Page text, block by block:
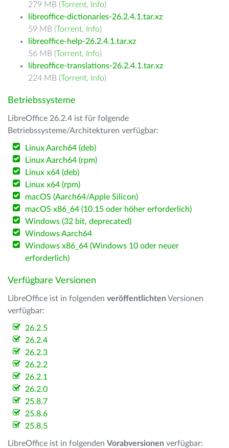
279 MB (Torrent, Info)
libreoffice-dictionaries-26.2.4.1.tar.xz
59 MB (Torrent, Info)
libreoffice-help-26.2.4.1.tar.xz
56 MB (Torrent, Info)
libreoffice-translations-26.2.4.1.tar.xz
224 MB (Torrent, Info)
Betriebssysteme
LibreOffice 26.2.4 ist für folgende
Betriebssysteme/Architekturen verfügbar:
Linux Aarch64 (deb)
Linux Aarch64 (rpm)
Linux x64 (deb)
Linux x64 (rpm)
macOS (Aarch64/Apple Silicon)
macOS x86_64 (10.15 oder höher erforderlich)
Windows (32 bit, deprecated)
Windows Aarch64
Windows x86_64 (Windows 10 oder neuer
erforderlich)
Verfügbare Versionen
LibreOffice ist in folgenden veröffentlichten Versionen
verfügbar:
26.2.5
26.2.4
26.2.3
26.2.2
26.2.1
26.2.0
25.8.7
25.8.6
25.8.5
LibreOffice ist in folgenden Vorabversionen verfügbar: